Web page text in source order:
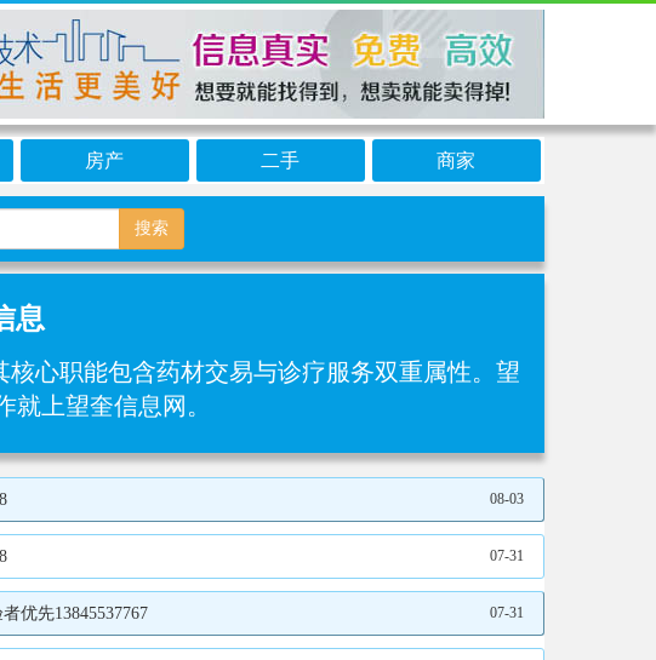
房产 二手 商家
搜索
息
心职能包含药材交易与诊疗服务双重属性。望
上望奎信息网。
08-03
07-31
优先13845537767 07-31